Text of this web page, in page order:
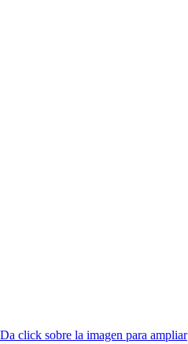
Da click sobre la imagen para ampliar